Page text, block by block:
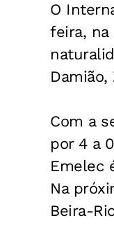
O
feira, na
Com a
por 4 a
Emelec
Na
Beira-